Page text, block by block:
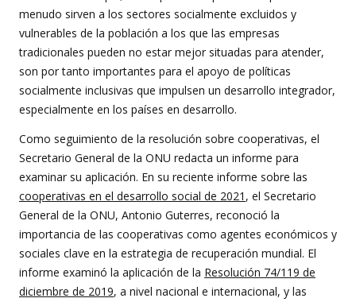
menudo sirven a los sectores socialmente excluidos y
vulnerables de la población a los que las empresas
tradicionales pueden no estar mejor situadas para atender,
son por tanto importantes para el apoyo de políticas
socialmente inclusivas que impulsen un desarrollo integrador,
especialmente en los países en desarrollo.
Como seguimiento de la resolución sobre cooperativas, el
Secretario General de la ONU redacta un informe para
examinar su aplicación. En su reciente informe sobre las
cooperativas en el desarrollo social de 2021 , el Secretario
General de la ONU, Antonio Guterres, reconoció la
importancia de las cooperativas como agentes económicos y
sociales clave en la estrategia de recuperación mundial. El
informe examinó la aplicación de la Resolución 74/119 de
diciembre de 2019, a nivel nacional e internacional, y las